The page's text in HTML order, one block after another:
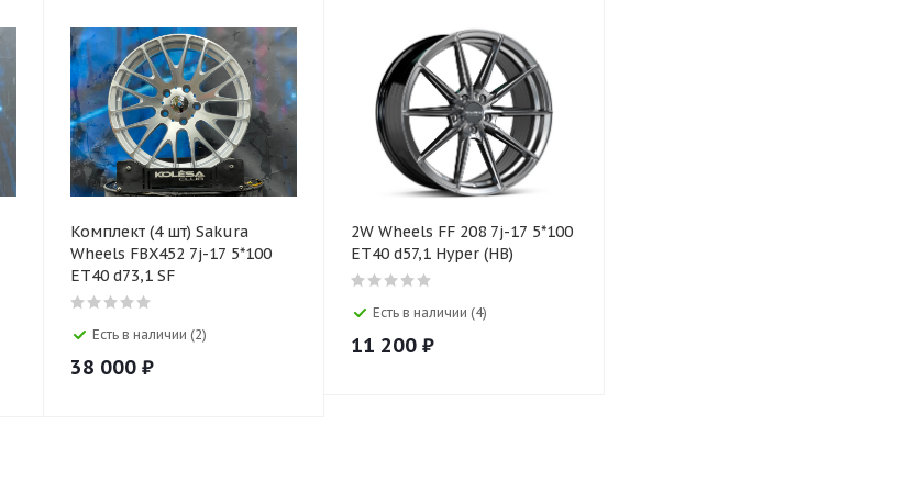
Комплект (4 шт) Sakura
Wheels FBX452 7j-17 5*100
ET40 d73,1 SF
Есть в наличии (2)
38 000 ₽
2W Wheels FF 208 7j-17 5*100
ET40 d57,1 Hyper (HB)
Есть в наличии (4)
11 200 ₽